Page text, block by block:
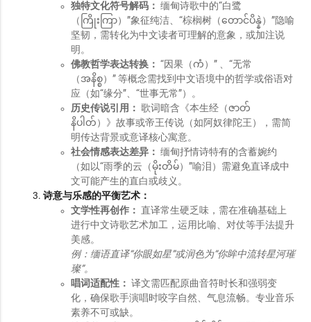
独特文化符号解码： 缅甸诗歌中的“白鹭
（ကြိုးကြာ）”象征纯洁、“棕榈树（တောင်ပိန္နဲ）”隐喻
坚韧，需转化为中文读者可理解的意象，或加注说
明。
佛教哲学表达转换： “因果（ကံ）” 、“无常
（အနိစ္စ）” 等概念需找到中文语境中的哲学或俗语对
应（如“缘分”、“世事无常”）。
历史传说引用： 歌词暗含《本生经（ဇာတ်
နိပါတ်）》故事或帝王传说（如阿奴律陀王），需简
明传达背景或意译核心寓意。
社会情感表达差异： 缅甸抒情诗特有的含蓄婉约
（如以“雨季的云（မိုးတိမ်）”喻泪）需避免直译成中
文可能产生的直白或歧义。
诗意与乐感的平衡艺术：
文学性再创作： 直译常生硬乏味，需在准确基础上
进行中文诗歌艺术加工，运用比喻、对仗等手法提升
美感。
例：缅语直译“你眼如星”或润色为“你眸中流转星河璀
璨”。
唱词适配性： 译文需匹配原曲音符时长和强弱变
化，确保歌手演唱时咬字自然、气息流畅。专业音乐
素养不可或缺。